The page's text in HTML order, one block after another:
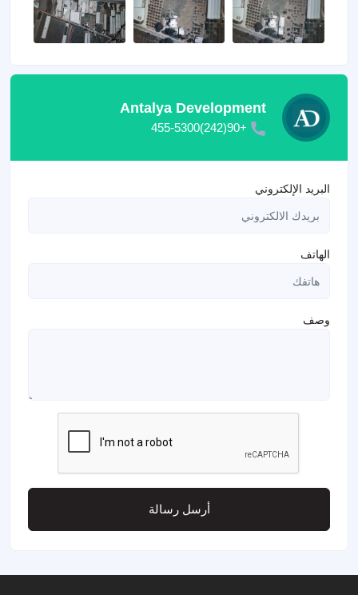
Antalya Development
+90(242)455-5300
البريد الإلكتروني
الهاتف
وصف
أرسل رسالة